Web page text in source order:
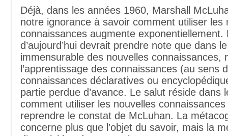
Déjà, dans les années 1960, Marshall
notre ignorance à savoir comment utiliser les
connaissances augmente exponentiellement.
d’aujourd’hui devrait prendre note que dans
immensurable des nouvelles connaissances,
l’apprentissage des connaissances (au sens
connaissances déclaratives ou
partie perdue d’avance. Le salut réside dans
comment utiliser les nouvelles
reprendre le constat de McLuhan. La
concerne plus que l’objet du savoir, mais la